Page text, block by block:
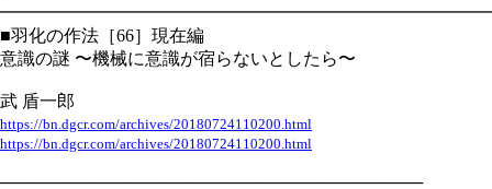
■羽化の作法［66］現在編
意識の謎 〜機械に意識が宿らないとしたら〜
武 盾一郎
https://bn.dgcr.com/archives/20180724110200.html
https://bn.dgcr.com/archives/20180724110200.html
───────────────────────────────────